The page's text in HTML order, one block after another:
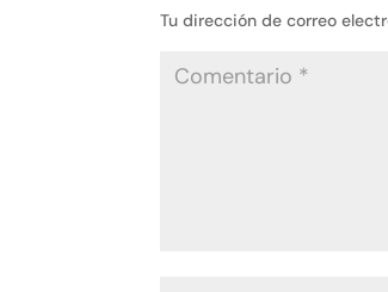
Tu dirección de correo